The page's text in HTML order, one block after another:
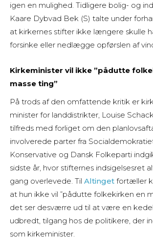
igen en mulighed. Tidligere bolig- og
Kaare Dybvad Bek (S) talte under
at kirkernes stifter ikke længere skulle
forsinke eller nedlægge opførslen af
Kirkeminister vil ikke ”pådutte
masse ting”
På trods af den omfattende kritik er
minister for landdistrikter, Louise
tilfreds med forliget om den
involverede parter fra
Konservative og Dansk Folkeparti
sidste år, hvor stifternes indsigelsesret
gang overlevede. Til Altinget fortæller
at hun ikke vil ”pådutte folkekirken en
det ser desværre ud til at være en
udbredt, tilgang hos de politikere, der
som kirkeminister.